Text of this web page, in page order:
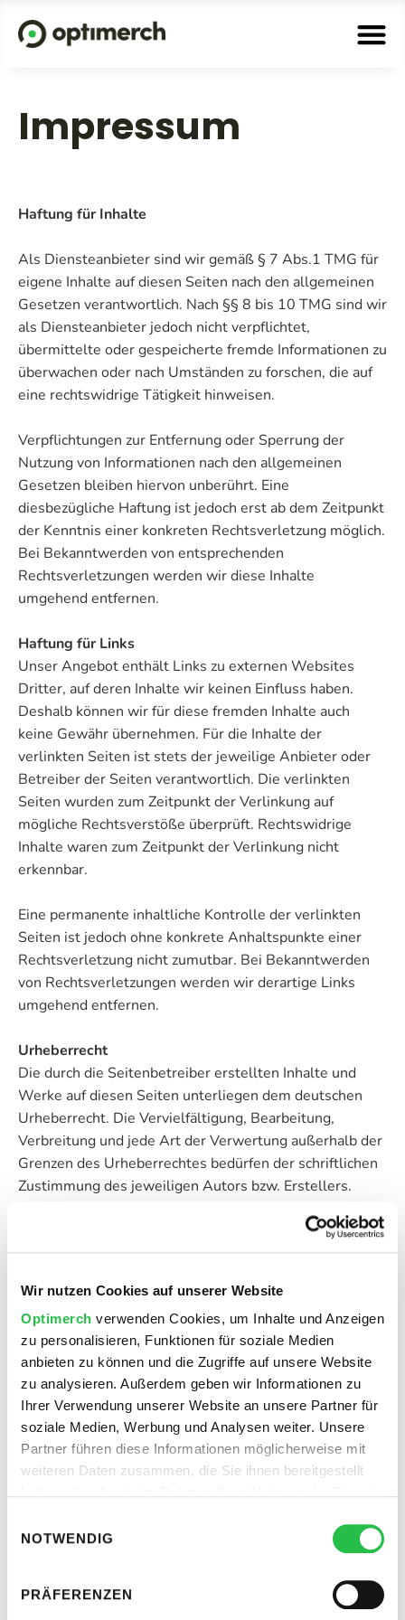
Wir nutzen Cookies auf unserer Website
Optimerch verwenden Cookies, um Inhalte und Anzeigen
zu personalisieren, Funktionen für soziale Medien
anbieten zu können und die Zugriffe auf unsere Website
zu analysieren. Außerdem geben wir Informationen zu
Ihrer Verwendung unserer Website an unsere Partner für
soziale Medien, Werbung und Analysen weiter. Unsere
Partner führen diese Informationen möglicherweise mit
weiteren Daten zusammen, die Sie ihnen bereitgestellt
NOTWENDIG
PRÄFERENZEN
Impressum
Optimerch GmbH
Daniel Bruckhaus & Rüstem Göksu
Haftung für Inhalte
Als Diensteanbieter sind wir gemäß § 7 Abs.1 TMG für
eigene Inhalte auf diesen Seiten nach den allgemeinen
Gesetzen verantwortlich. Nach §§ 8 bis 10 TMG sind wir
als Diensteanbieter jedoch nicht verpflichtet,
übermittelte oder gespeicherte fremde Informationen zu
überwachen oder nach Umständen zu forschen, die auf
eine rechtswidrige Tätigkeit hinweisen.
Verpflichtungen zur Entfernung oder Sperrung der
Nutzung von Informationen nach den allgemeinen
Gesetzen bleiben hiervon unberührt. Eine
diesbezügliche Haftung ist jedoch erst ab dem Zeitpunkt
der Kenntnis einer konkreten Rechtsverletzung möglich.
Bei Bekanntwerden von entsprechenden
Rechtsverletzungen werden wir diese Inhalte
umgehend entfernen.
Haftung für Links
Unser Angebot enthält Links zu externen Websites
Dritter, auf deren Inhalte wir keinen Einfluss haben.
Deshalb können wir für diese fremden Inhalte auch
keine Gewähr übernehmen. Für die Inhalte der
verlinkten Seiten ist stets der jeweilige Anbieter oder
Betreiber der Seiten verantwortlich. Die verlinkten
Seiten wurden zum Zeitpunkt der Verlinkung auf
mögliche Rechtsverstöße überprüft. Rechtswidrige
Inhalte waren zum Zeitpunkt der Verlinkung nicht
erkennbar.
Eine permanente inhaltliche Kontrolle der verlinkten
Seiten ist jedoch ohne konkrete Anhaltspunkte einer
Rechtsverletzung nicht zumutbar. Bei Bekanntwerden
von Rechtsverletzungen werden wir derartige Links
umgehend entfernen.
Urheberrecht
Die durch die Seitenbetreiber erstellten Inhalte und
Werke auf diesen Seiten unterliegen dem deutschen
Urheberrecht. Die Vervielfältigung, Bearbeitung,
Verbreitung und jede Art der Verwertung außerhalb der
Grenzen des Urheberrechtes bedürfen der schriftlichen
Zustimmung des jeweiligen Autors bzw. Erstellers.
privaten, nicht kommerziellen Gebrauch gestattet.
erstellt wurden, werden die Urheberrechte Dritter
beachtet. Insbesondere werden Inhalte Dritter als
solche gekennzeichnet. Sollten Sie trotzdem auf eine
Urheberrechtsverletzung aufmerksam werden, bitten
wir um einen entsprechenden Hinweis. Bei
Bekanntwerden von Rechtsverletzungen werden wir
derartige Inhalte umgehend entfernen.